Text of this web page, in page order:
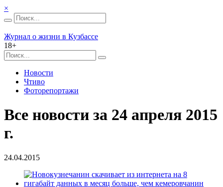
×
Журнал о жизни в Кузбассе
18+
Новости
Чтиво
Фоторепортажи
Все новости за 24 апреля 2015
г.
24.04.2015